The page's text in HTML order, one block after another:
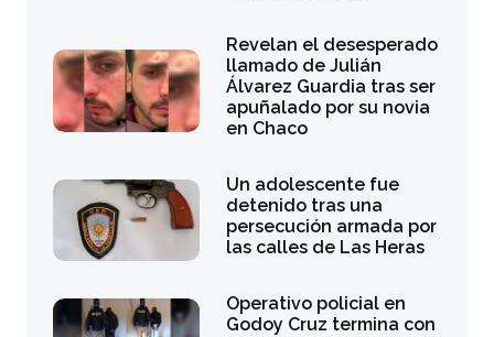
Revelan el desesperado
llamado de Julián
Álvarez Guardia tras ser
apuñalado por su novia
en Chaco
Un adolescente fue
detenido tras una
persecución armada por
las calles de Las Heras
Operativo policial en
Godoy Cruz termina con